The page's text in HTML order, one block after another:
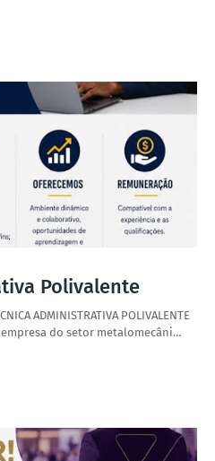
Polivalente
ADMINISTRATIVA POLIVALENTE
do setor metalomecâni…